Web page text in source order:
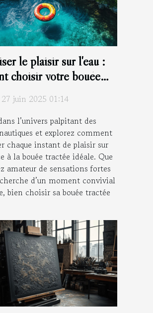
le plaisir sur l'eau :
choisir votre bouée
juin 2025 01:14
l’univers palpitant des
et explorez comment
chaque instant de plaisir sur
à la bouée tractée idéale. Que
amateur de sensations fortes
d’un moment convivial
bien choisir sa bouée tractée